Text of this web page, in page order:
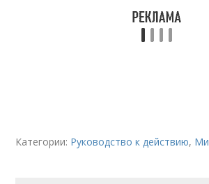
Категории: Руководство к действию,